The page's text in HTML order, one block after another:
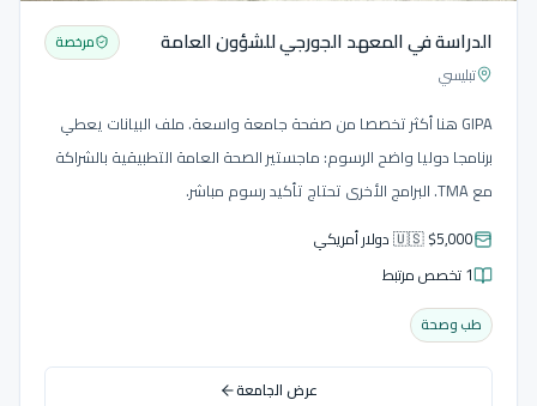
الدراسة في المعهد الجورجي للشؤون العامة
تبليسي
مرخصة
GIPA هنا أكثر تخصصا من صفحة جامعة واسعة. ملف البيانات يعطي
برنامجا دوليا واضح الرسوم: ماجستير الصحة العامة التطبيقية بالشراكة
مع TMA. البرامج الأخرى تحتاج تأكيد رسوم مباشر.
🇺🇸 $5,000 دولار أمريكي
1 تخصص مرتبط
طب وصحة
عرض الجامعة